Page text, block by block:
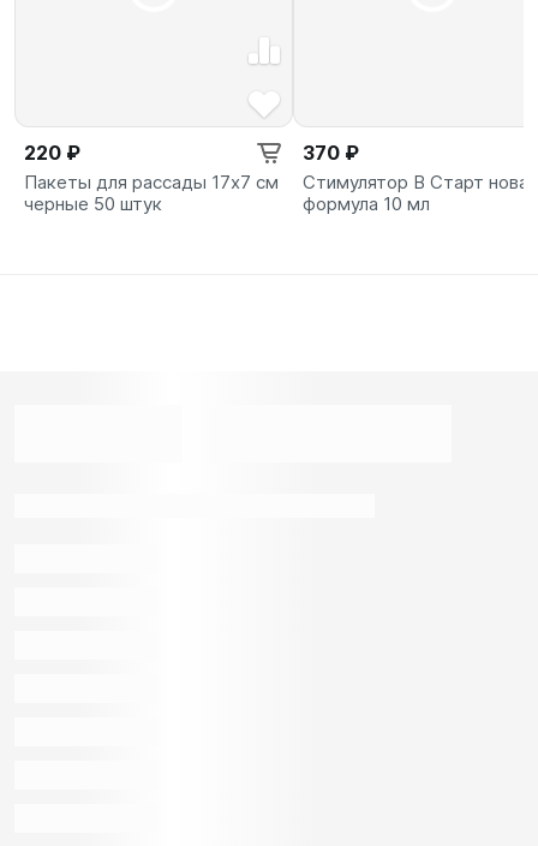
220 ₽
Пакеты для рассады 17х7 см
черные 50 штук
370 ₽
Стимулятор B Старт новая
формула 10 мл